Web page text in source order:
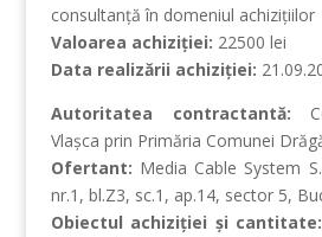
consultanţă în domeniul achiziţiilor
Valoarea achiziţiei: 22500 lei
Data realizării achiziţiei:
Autoritatea contractantă:
Vlaşca prin Primăria Comunei
Ofertant: Media Cable System
nr.1, bl.Z3, sc.1, ap.14, sector 5,
Obiectul achiziţiei şi cantitate: